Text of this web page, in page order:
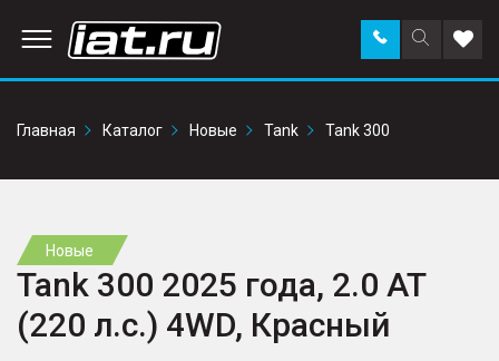
Поиск
по
Заказать
звонок в
Главная
Каталог Новые Tank Tank 300
Новые
Tank 300 2025 года, 2.0 AT
(220 л.с.) 4WD, Красный